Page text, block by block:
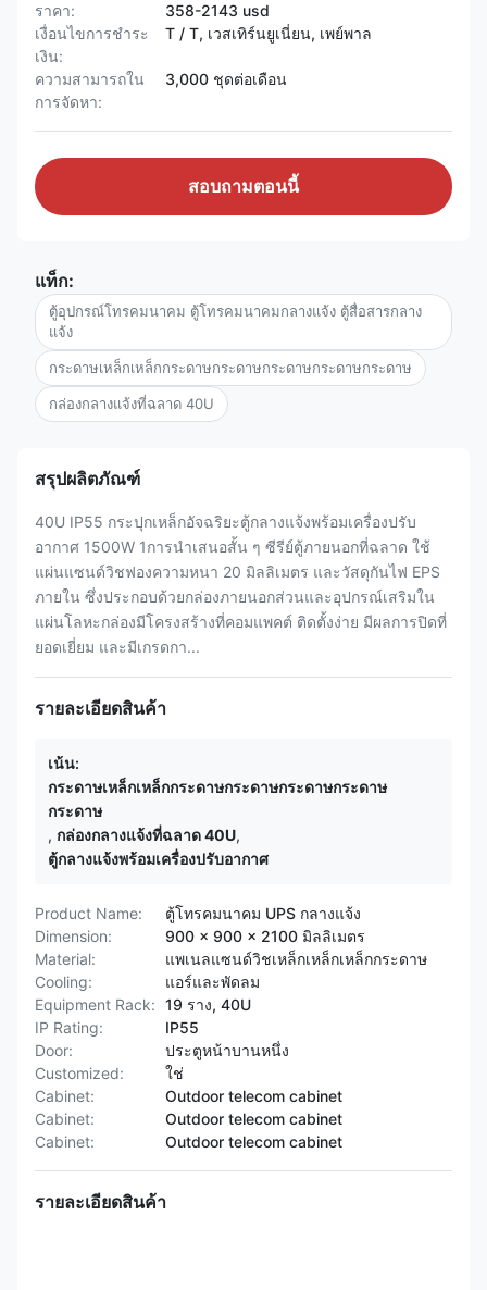
ราคา:
358-2143 usd
เงื่อนไขการชำระ
เงิน:
T / T, เวสเทิร์นยูเนี่ยน, เพย์พาล
ความสามารถใน
การจัดหา:
3,000 ชุดต่อเดือน
สอบถามตอนนี้
แท็ก:
ตู้อุปกรณ์โทรคมนาคม ตู้โทรคมนาคมกลางแจ้ง ตู้สื่อสารกลาง
แจ้ง
กระดาษเหล็กเหล็กกระดาษกระดาษกระดาษกระดาษกระดาษ
กล่องกลางแจ้งที่ฉลาด 40U
สรุปผลิตภัณฑ์
40U IP55 กระปุกเหล็กอัจฉริยะตู้กลางแจ้งพร้อมเครื่องปรับ
อากาศ 1500W 1การนําเสนอสั้น ๆ ซีรีย์ตู้ภายนอกที่ฉลาด ใช้
แผ่นแซนด์วิชฟองความหนา 20 มิลลิเมตร และวัสดุกันไฟ EPS
ภายใน ซึ่งประกอบด้วยกล่องภายนอกส่วนและอุปกรณ์เสริมใน
แผ่นโลหะกล่องมีโครงสร้างที่คอมแพคต์ ติดตั้งง่าย มีผลการปิดที่
ยอดเยี่ยม และมีเกรดกา...
รายละเอียดสินค้า
เน้น:
กระดาษเหล็กเหล็กกระดาษกระดาษกระดาษกระดาษ
กระดาษ
, กล่องกลางแจ้งที่ฉลาด 40U,
ตู้กลางแจ้งพร้อมเครื่องปรับอากาศ
Product Name:
ตู้โทรคมนาคม UPS กลางแจ้ง
Dimension:
900 × 900 × 2100 มิลลิเมตร
Material:
แพเนลแซนด์วิชเหล็กเหล็กเหล็กกระดาษ
Cooling:
แอร์และพัดลม
Equipment Rack: 19 ราง, 40U
IP Rating:
IP55
Door:
ประตูหน้าบานหนึ่ง
Customized:
ใช่
Cabinet:
Outdoor telecom cabinet
Cabinet:
Outdoor telecom cabinet
Cabinet:
Outdoor telecom cabinet
รายละเอียดสินค้า